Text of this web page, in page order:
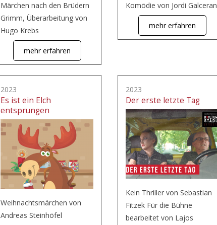
Märchen nach den Brüdern
Grimm, Überarbeitung von
Hugo Krebs
mehr erfahren
Komödie von Jordi Galceran
mehr erfahren
2023
Es ist ein Elch
entsprungen
Weihnachtsmärchen von
Andreas Steinhöfel
2023
Der erste letzte Tag
Kein Thriller von Sebastian
Fitzek Für die Bühne
bearbeitet von Lajos